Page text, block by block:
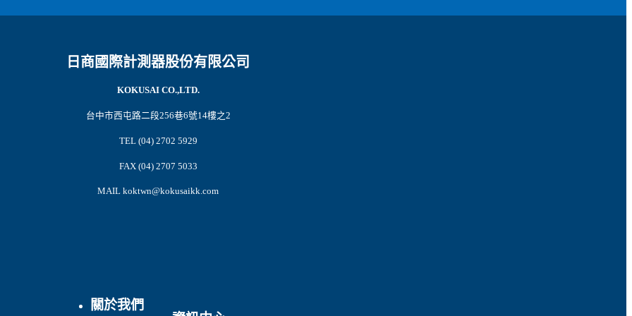
日商國際計測器股份有限公司
KOKUSAI CO.,LTD.
台中市西屯路二段256巷6號14樓之2
TEL (04) 2702 5929
FAX (04) 2707 5033
MAIL koktwn@kokusaikk.com
關於我們